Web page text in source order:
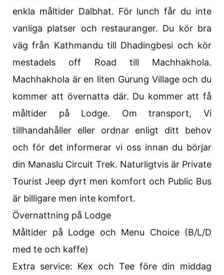
enkla måltider Dalbhat. För lunch får du inte
vanliga platser och restauranger. Du kör bra
väg från Kathmandu till Dhadingbesi och kör
mestadels off Road till Machhakhola.
Machhakhola är en liten Gurung Village och du
kommer att övernatta där. Du kommer att få
måltider på Lodge. Om transport, Vi
tillhandahåller eller ordnar enligt ditt behov
och för det informerar vi oss innan du börjar
din Manaslu Circuit Trek. Naturligtvis är Private
Tourist Jeep dyrt men komfort och Public Bus
är billigare men inte komfort.
Övernattning på Lodge
Måltider på Lodge och Menu Choice (B/L/D
med te och kaffe)
Extra service: Kex och Tee före din middag